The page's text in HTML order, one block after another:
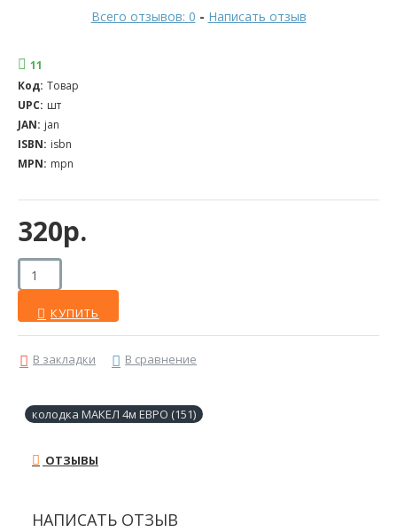
Всего отзывов: 0 - Написать отзыв
320р.
11
Код: Товар
UPC: шт
JAN: jan
ISBN: isbn
MPN: mpn
КУПИТЬ
В закладки В сравнение
колодка МАКЕЛ 4м ЕВРО (151)
ОТЗЫВЫ
НАПИСАТЬ ОТЗЫВ